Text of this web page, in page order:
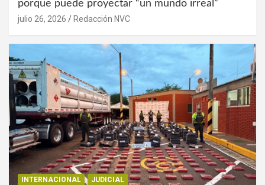
porque puede proyectar “un mundo irreal”
julio 26, 2026 Redacción NVC
INTERNACIONAL JUDICIAL